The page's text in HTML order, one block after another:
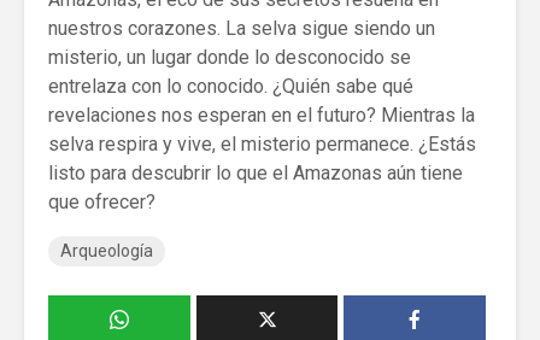
nuestros corazones. La selva sigue siendo un
misterio, un lugar donde lo desconocido se
entrelaza con lo conocido. ¿Quién sabe qué
revelaciones nos esperan en el futuro? Mientras la
selva respira y vive, el misterio permanece. ¿Estás
listo para descubrir lo que el Amazonas aún tiene
que ofrecer?
Arqueología